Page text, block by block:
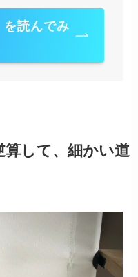
を読んでみ
算して、細かい道